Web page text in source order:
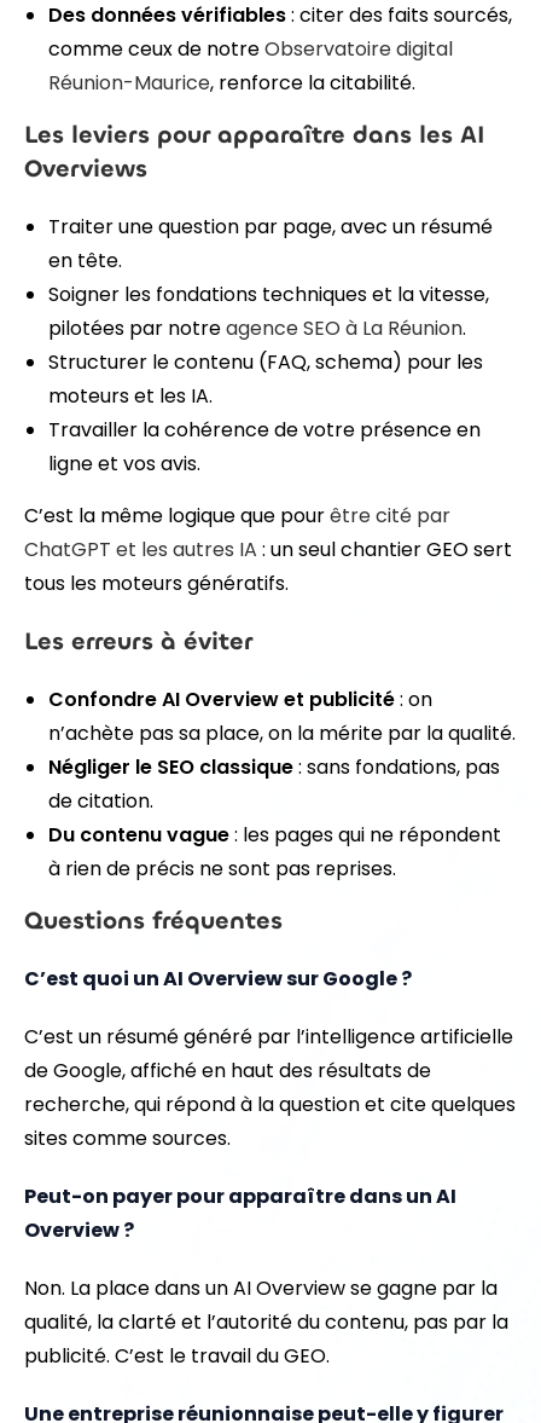
Des données vérifiables: citer des faits sourcés,
comme ceux de notreObservatoire digital
Réunion-Maurice, renforce la citabilité.
Les leviers pour apparaître dans les AI
Overviews
Traiter une question par page, avec un résumé
en tête.
Soigner les fondations techniques et la vitesse,
pilotées par notreagence SEO à La Réunion.
Structurer le contenu (FAQ, schema) pour les
moteurs et les IA.
Travailler la cohérence de votre présence en
ligne et vos avis.
C’est la même logique que pourêtre cité par
ChatGPT et les autres IA : un seul chantier GEO sert
tous les moteurs génératifs.
Les erreurs à éviter
Confondre AI Overview et publicité: on
n’achète pas sa place, on la mérite par la qualité.
Négliger le SEO classique: sans fondations, pas
de citation.
Du contenu vague: les pages qui ne répondent
à rien de précis ne sont pas reprises.
Questions fréquentes
C’est quoi un AI Overview sur Google ?
C’est un résumé généré par l’intelligence artificielle
de Google, affiché en haut des résultats de
recherche, qui répond à la question et cite quelques
sites comme sources.
Peut-on payer pour apparaître dans un AI
Overview ?
Non. La place dans un AI Overview se gagne par la
qualité, la clarté et l’autorité du contenu, pas par la
publicité. C’est le travail du GEO.
Une entreprise réunionnaise peut-elle y figurer